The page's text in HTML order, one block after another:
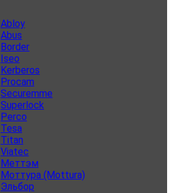
Abloy
Abus
Border
Iseo
Kerberos
Procam
Securemme
Superlock
Perco
Tesa
Titan
Viatec
Меттэм
Моттура (Mottura)
Эльбор